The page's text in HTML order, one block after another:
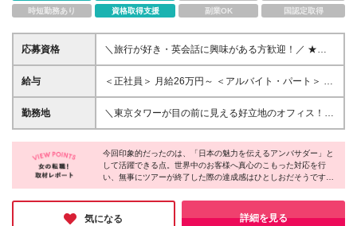
時短勤務あり
資格取得支援 副業OK 国認定取得
応募資格
＼旅行が好き・英会話に興味がある方歓迎！／ ★ト
ラベル英会話以上のスキルをお持ちの方 └翻訳機を使
っての簡単な英語文章読解ができればOK！ ★学歴不
を自分の言葉で世界へ発信したい方 ★働きながら語
学力や専門資格を身につけたい方 ★残業少なめな
給与
＜正社員＞ 月給26万円～ ＜アルバイト・パート＞ 時
給1700円～ ※給与は経験や能力を考慮し決定いたし
ます ※残業代は全額別途支給いたします ※試用期間3
勤務地
＼東京タワーが目の前に見える好立地のオフィス！神
谷町駅から徒歩5分／ 東京都港区芝公園3-5-8 機械
振興会館B109 (変更の範囲)上記を除く当社関連勤務
地
今回印象的だったのは、「日本の魅力を伝えるアンバサダー」と
して活躍できる点。世界中のお客様へ真心のこもった対応を行
い、無事にツアーが終了した際の達成感はひとしおだそうです。
また、社内は年齢などの壁がなく、お互いを尊重し高め合える温
かな雰囲気。スキルを磨きながら自分らしく長く活躍できる、同
社ならではの働きやすさを強く実感しました。
気になる 詳細を見る